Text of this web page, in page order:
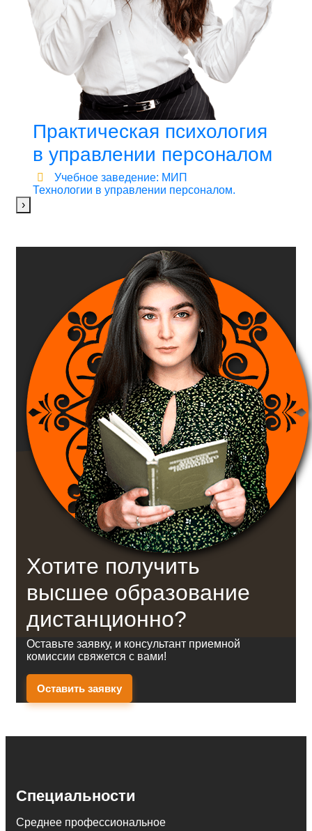
Практическая психология
в управлении персоналом
Учебное заведение: МИП
Технологии в управлении персоналом.
›
Хотите получить
высшее образование
дистанционно?
Оставьте заявку, и консультант приемной
комиссии свяжется с вами!
Оставить заявку
Специальности
Среднее профессиональное